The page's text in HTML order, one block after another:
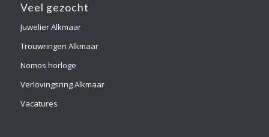
Veel gezocht
Juwelier Alkmaar
Trouwringen Alkmaar
Nomos horloge
Verlovingsring Alkmaar
Vacatures